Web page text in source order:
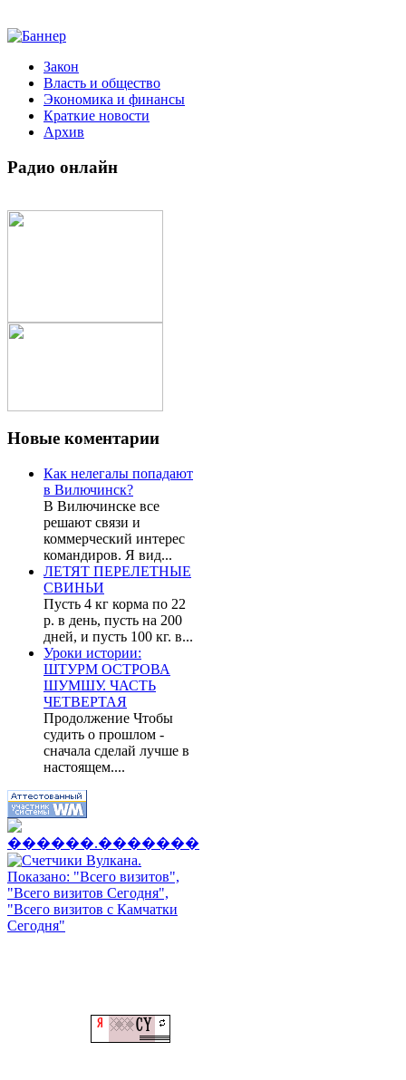
Закон
Власть и общество
Экономика и финансы
Краткие новости
Архив
Радио онлайн
Новые коментарии
Как нелегалы попадают
в Вилючинск?
В Вилючинске все
решают связи и
коммерческий интерес
командиров. Я вид...
ЛЕТЯТ ПЕРЕЛЕТНЫЕ
СВИНЬИ
Пусть 4 кг корма по 22
р. в день, пусть на 200
дней, и пусть 100 кг. в...
Уроки истории:
ШТУРМ ОСТРОВА
ШУМШУ. ЧАСТЬ
ЧЕТВЕРТАЯ
Продолжение Чтобы
судить о прошлом -
сначала сделай лучше в
настоящем....